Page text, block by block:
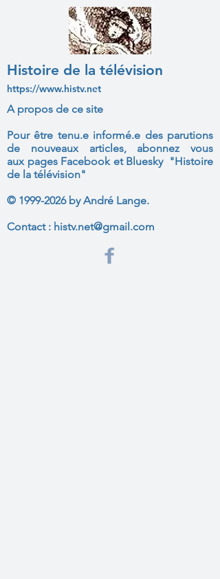
Histoire de la télévision
https://www.histv.net
A propos de ce site
Pour être tenu.e informé.e des parutions
de nouveaux articles, abonnez vous
aux pages Facebook et Bluesky "Histoire
de la télévision"
© 1999-2026by André Lange.
Contact : histv.net@gmail.com